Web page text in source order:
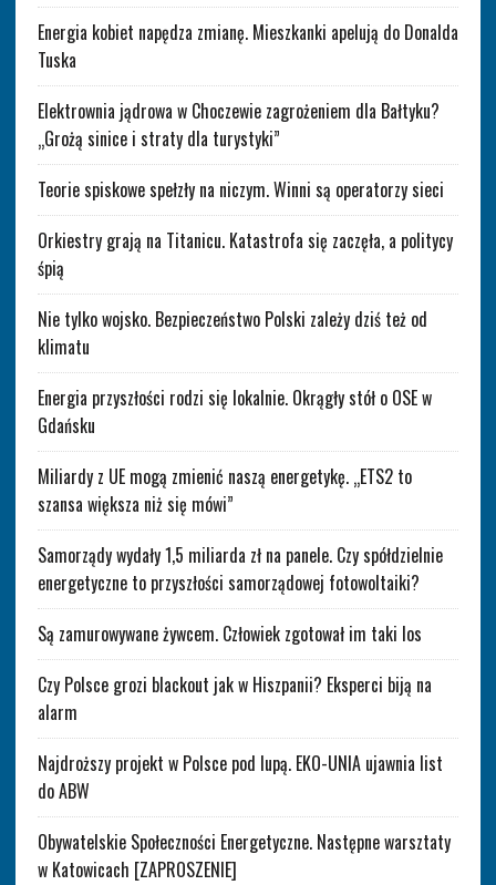
Energia kobiet napędza zmianę. Mieszkanki apelują do Donalda
Tuska
Elektrownia jądrowa w Choczewie zagrożeniem dla Bałtyku?
„Grożą sinice i straty dla turystyki”
Teorie spiskowe spełzły na niczym. Winni są operatorzy sieci
Orkiestry grają na Titanicu. Katastrofa się zaczęła, a politycy
śpią
Nie tylko wojsko. Bezpieczeństwo Polski zależy dziś też od
klimatu
Energia przyszłości rodzi się lokalnie. Okrągły stół o OSE w
Gdańsku
Miliardy z UE mogą zmienić naszą energetykę. „ETS2 to
szansa większa niż się mówi”
Samorządy wydały 1,5 miliarda zł na panele. Czy spółdzielnie
energetyczne to przyszłości samorządowej fotowoltaiki?
Są zamurowywane żywcem. Człowiek zgotował im taki los
Czy Polsce grozi blackout jak w Hiszpanii? Eksperci biją na
alarm
Najdroższy projekt w Polsce pod lupą. EKO-UNIA ujawnia list
do ABW
Obywatelskie Społeczności Energetyczne. Następne warsztaty
w Katowicach [ZAPROSZENIE]